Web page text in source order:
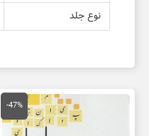
نوع جلد
-47%
قیمت
اصلی
150,000 تومان
بود.
قیمت
فعلی
است.